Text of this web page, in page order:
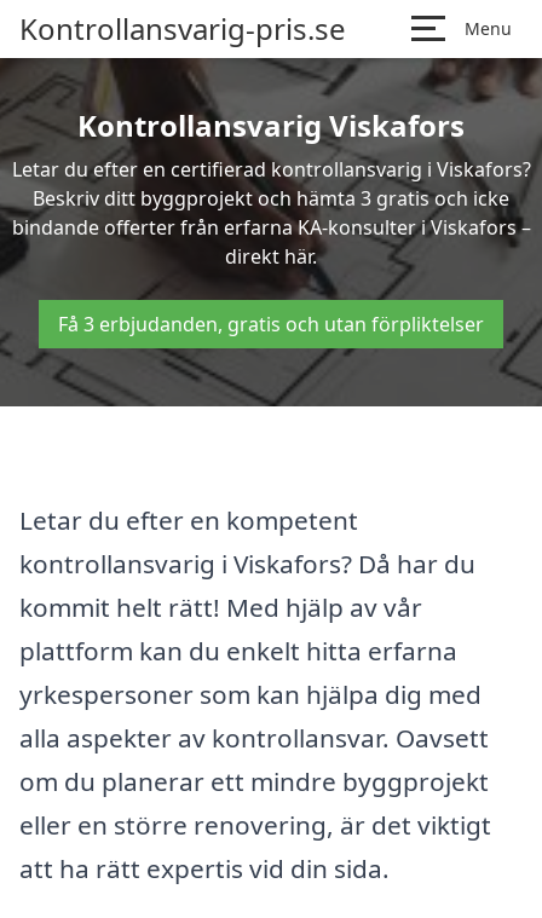
Kontrollansvarig-pris.se Menu
Kontrollansvarig Viskafors
Letar du efter en certifierad kontrollansvarig i Viskafors?
Beskriv ditt byggprojekt och hämta 3 gratis och icke
bindande offerter från erfarna KA-konsulter i Viskafors –
direkt här.
Få 3 erbjudanden, gratis och utan förpliktelser
Letar du efter en kompetent
kontrollansvarig i Viskafors? Då har du
kommit helt rätt! Med hjälp av vår
plattform kan du enkelt hitta erfarna
yrkespersoner som kan hjälpa dig med
alla aspekter av kontrollansvar. Oavsett
om du planerar ett mindre byggprojekt
eller en större renovering, är det viktigt
att ha rätt expertis vid din sida.